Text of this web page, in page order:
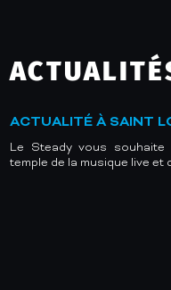
ACTUALITÉ À SAINT
Le Steady vous
temple de la musique live